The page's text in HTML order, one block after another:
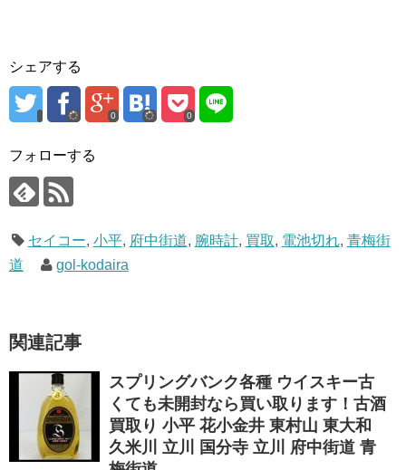
シェアする
0 0
フォローする
セイコー, 小平, 府中街道, 腕時計, 買取, 電池切れ, 青梅街
道
gol-kodaira
関連記事
スプリングバンク各種 ウイスキー古
くても未開封なら買い取ります！古酒
買取り 小平 花小金井 東村山 東大和
久米川 立川 国分寺 立川 府中街道 青